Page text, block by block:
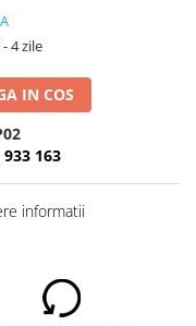
- 4 zile
IN COS
933 163
informatii